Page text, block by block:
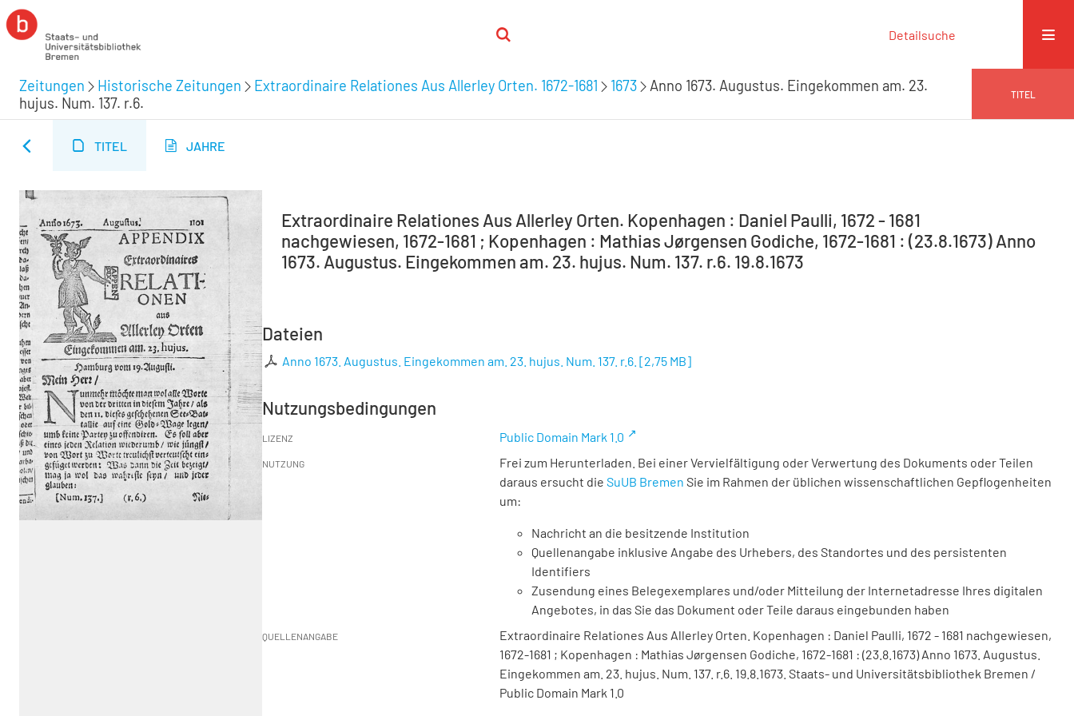
Detailsuche
Zeitungen Historische Zeitungen Extraordinaire Relationes Aus Allerley Orten. 1672-1681 1673
Anno 1673. Augustus. Eingekommen am. 23.
hujus. Num. 137. r.6.
TITEL
TITEL JAHRE
Extraordinaire Relationes Aus Allerley Orten. Kopenhagen : Daniel Paulli, 1672 - 1681
nachgewiesen, 1672-1681 ; Kopenhagen : Mathias Jørgensen Godiche, 1672-1681 : (23.8.1673) Anno
1673. Augustus. Eingekommen am. 23. hujus. Num. 137. r.6. 19.8.1673
Dateien
Anno 1673. Augustus. Eingekommen am. 23. hujus. Num. 137. r.6. [2,75 MB]
Nutzungsbedingungen
LIZENZ Public Domain Mark 1.0
NUTZUNG
Frei zum Herunterladen. Bei einer Vervielfältigung oder Verwertung des Dokuments oder Teilen
daraus ersucht die SuUB Bremen Sie im Rahmen der üblichen wissenschaftlichen Gepflogenheiten
um:
Nachricht an die besitzende Institution
Quellenangabe inklusive Angabe des Urhebers, des Standortes und des persistenten
Identifiers
Zusendung eines Belegexemplares und/oder Mitteilung der Internetadresse Ihres digitalen
Angebotes, in das Sie das Dokument oder Teile daraus eingebunden haben
QUELLENANGABE
Extraordinaire Relationes Aus Allerley Orten. Kopenhagen : Daniel Paulli, 1672 - 1681 nachgewiesen,
1672-1681 ; Kopenhagen : Mathias Jørgensen Godiche, 1672-1681 : (23.8.1673) Anno 1673. Augustus.
Eingekommen am. 23. hujus. Num. 137. r.6. 19.8.1673. Staats- und Universitätsbibliothek Bremen /
Public Domain Mark 1.0